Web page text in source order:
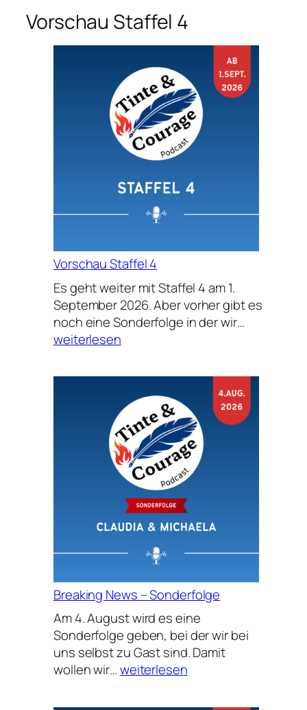
Vorschau Staffel 4
Vorschau Staffel 4
Es geht weiter mit Staffel 4 am 1.
September 2026. Aber vorher gibt es
noch eine Sonderfolge in der wir…
weiterlesen
Breaking News – Sonderfolge
Am 4. August wird es eine
Sonderfolge geben, bei der wir bei
uns selbst zu Gast sind. Damit
wollen wir…Breaking
–
weiterlesen